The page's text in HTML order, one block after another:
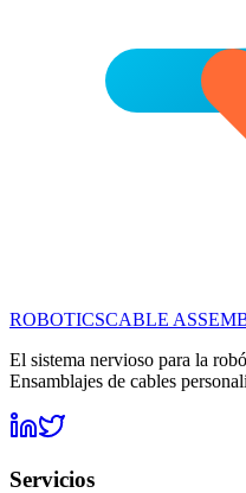
ROBOTICSCABLE
El sistema nervioso para la
Ensamblajes de cables
Servicios